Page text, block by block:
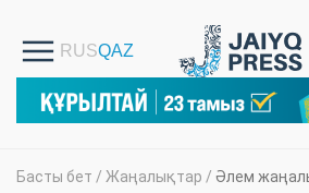
Басты бет / Жаңалықтар / Әлем